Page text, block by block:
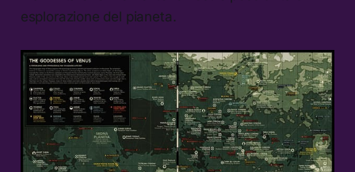
esplorazione del pianeta.